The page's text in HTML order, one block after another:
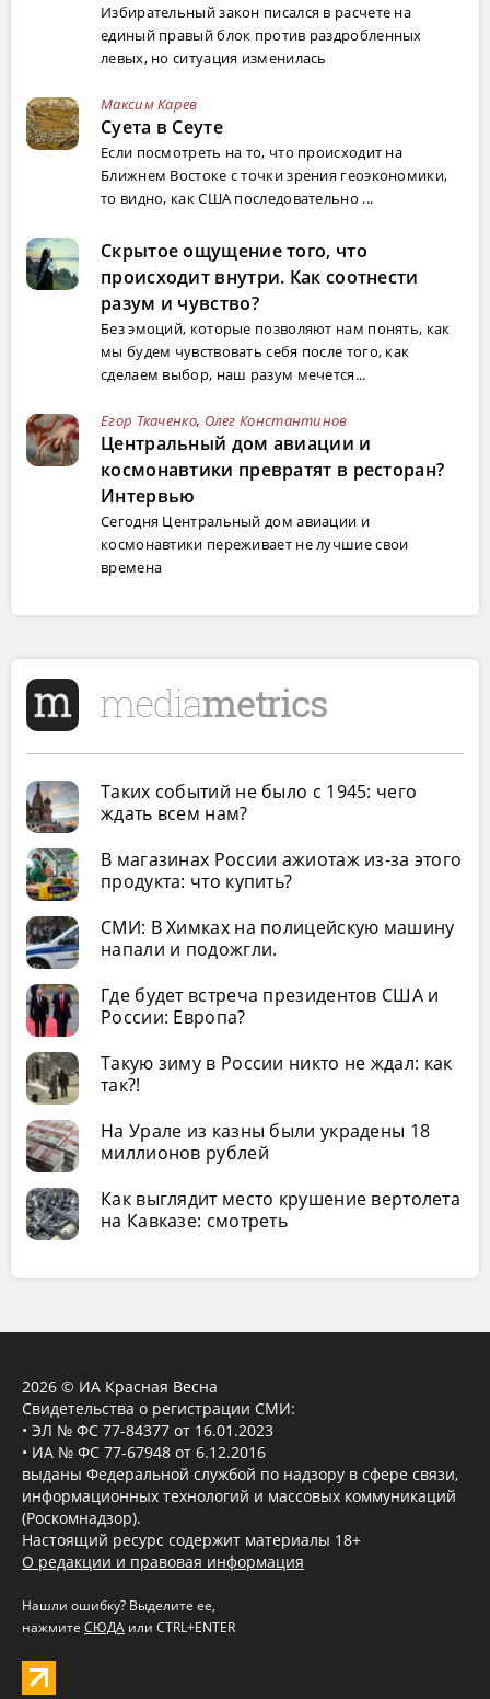
Избирательный закон писался в расчете на
единый правый блок против раздробленных
левых, но ситуация изменилась
Максим Карев
Суета в Сеуте
Если посмотреть на то, что происходит на
Ближнем Востоке с точки зрения геоэкономики,
то видно, как США последовательно ...
Скрытое ощущение того, что
происходит внутри. Как соотнести
разум и чувство?
Без эмоций, которые позволяют нам понять, как
мы будем чувствовать себя после того, как
сделаем выбор, наш разум мечется...
Егор Ткаченко, Олег Константинов
Центральный дом авиации и
космонавтики превратят в ресторан?
Интервью
Сегодня Центральный дом авиации и
космонавтики переживает не лучшие свои
времена
Таких событий не было с 1945: чего
ждать всем нам?
В магазинах России ажиотаж из-за этого
продукта: что купить?
СМИ: В Химках на полицейскую машину
напали и подожгли.
Где будет встреча президентов США и
России: Европа?
Такую зиму в России никто не ждал: как
так?!
На Урале из казны были украдены 18
миллионов рублей
Как выглядит место крушение вертолета
на Кавказе: смотреть
2026 © ИА Красная Весна
Свидетельства о регистрации СМИ:
• ЭЛ № ФС 77-84377 от 16.01.2023
• ИА № ФС 77-67948 от 6.12.2016
выданы Федеральной службой по надзору в сфере связи,
информационных технологий и массовых коммуникаций
(Роскомнадзор).
Настоящий ресурс содержит материалы 18+
О редакции и правовая информация
Нашли ошибку? Выделите ее,
нажмите СЮДА или CTRL+ENTER